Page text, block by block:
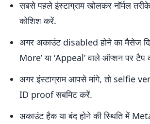
सबसे पहले इंस्टाग्राम खोलकर नॉर्मल
कोशिश करें.
अगर अकाउंट disabled होने का मैसेज
More’ या ‘Appeal’ वाले ऑप्शन पर टैप
अगर इंस्टाग्राम आपसे मांगे, तो selfie
ID proof सबमिट करें.
अकाउंट हैक या बंद होने की स्थिति में